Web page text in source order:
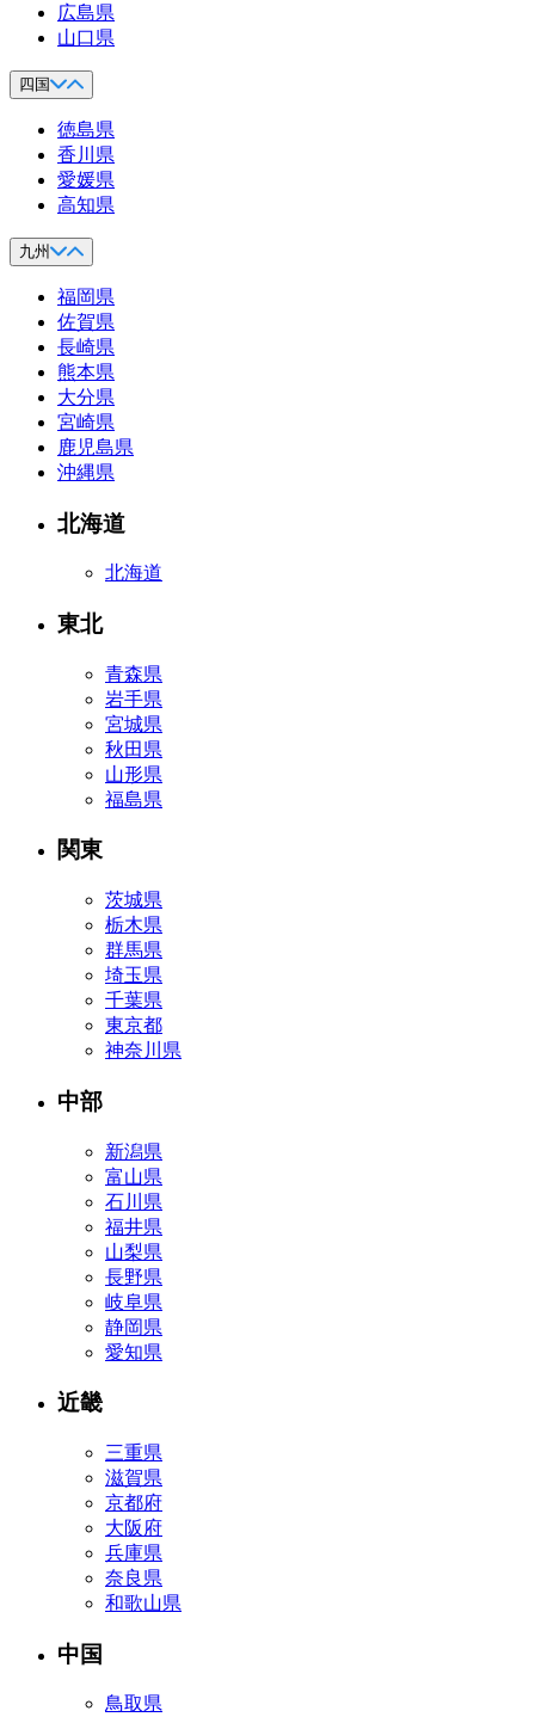
広島県
山口県
四国
徳島県
香川県
愛媛県
高知県
九州
福岡県
佐賀県
長崎県
熊本県
大分県
宮崎県
鹿児島県
沖縄県
北海道
北海道
東北
青森県
岩手県
宮城県
秋田県
山形県
福島県
関東
茨城県
栃木県
群馬県
埼玉県
千葉県
東京都
神奈川県
中部
新潟県
富山県
石川県
福井県
山梨県
長野県
岐阜県
静岡県
愛知県
近畿
三重県
滋賀県
京都府
大阪府
兵庫県
奈良県
和歌山県
中国
鳥取県